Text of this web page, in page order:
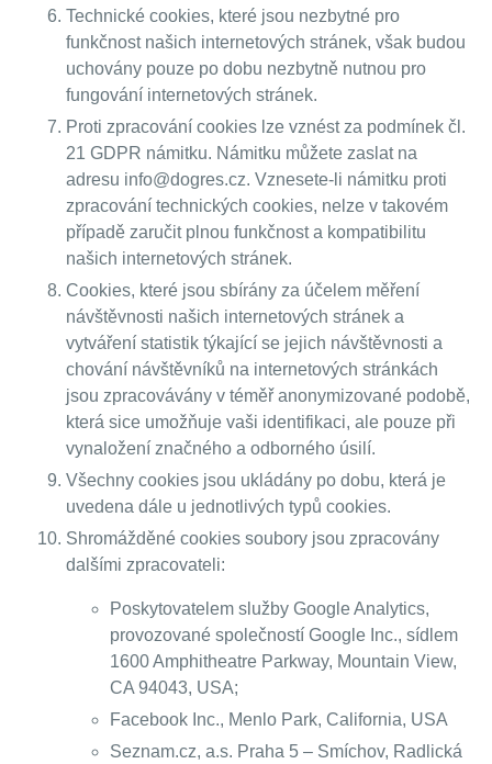
Technické cookies, které jsou nezbytné pro
funkčnost našich internetových stránek, však budou
uchovány pouze po dobu nezbytně nutnou pro
fungování internetových stránek.
Proti zpracování cookies lze vznést za podmínek čl.
21 GDPR námitku. Námitku můžete zaslat na
adresu info@dogres.cz. Vznesete-li námitku proti
zpracování technických cookies, nelze v takovém
případě zaručit plnou funkčnost a kompatibilitu
našich internetových stránek.
Cookies, které jsou sbírány za účelem měření
návštěvnosti našich internetových stránek a
vytváření statistik týkající se jejich návštěvnosti a
chování návštěvníků na internetových stránkách
jsou zpracovávány v téměř anonymizované podobě,
která sice umožňuje vaši identifikaci, ale pouze při
vynaložení značného a odborného úsilí.
Všechny cookies jsou ukládány po dobu, která je
uvedena dále u jednotlivých typů cookies.
Shromážděné cookies soubory jsou zpracovány
dalšími zpracovateli:
Poskytovatelem služby Google Analytics,
provozované společností Google Inc., sídlem
1600 Amphitheatre Parkway, Mountain View,
CA 94043, USA;
Facebook Inc., Menlo Park, California, USA
Seznam.cz, a.s. Praha 5 – Smíchov, Radlická